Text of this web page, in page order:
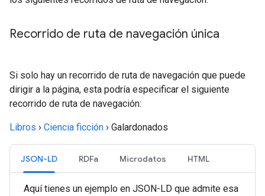
Recorrido de ruta de navegación única
Si solo hay un recorrido de ruta de navegación que puede
dirigir a la página, esta podría especificar el siguiente
recorrido de ruta de navegación:
Libros › Ciencia ficción › Galardonados
JSON-LD RDFa Microdatos HTML
Aquí tienes un ejemplo en JSON-LD que admite esa